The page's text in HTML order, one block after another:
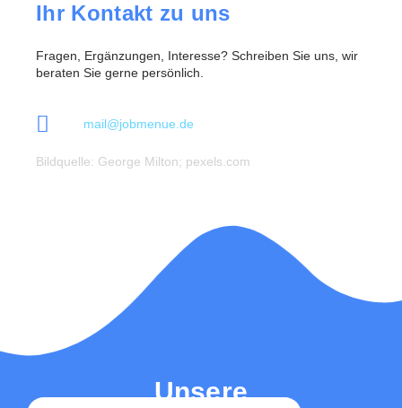
Ihr Kontakt zu uns
Fragen, Ergänzungen, Interesse? Schreiben Sie uns, wir
beraten Sie gerne persönlich.
mail@jobmenue.de
Bildquelle: George Milton; pexels.com
Unsere